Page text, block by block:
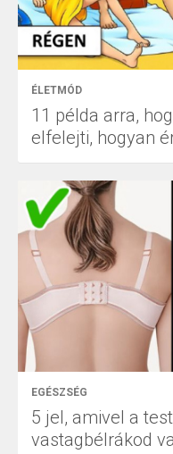
ÉLETMÓD
11 példa arra,
elfelejti, hogyan
EGÉSZSÉG
5 jel, amivel a
vastagbélrákod